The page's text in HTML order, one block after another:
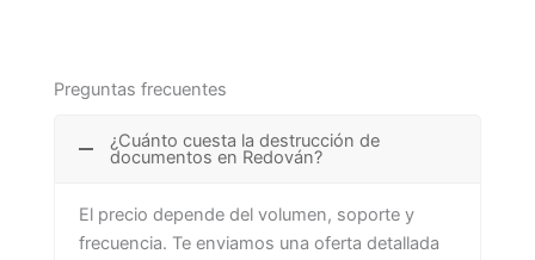
Preguntas frecuentes
¿Cuánto cuesta la destrucción de
documentos en Redován?
El precio depende del volumen, soporte y
frecuencia. Te enviamos una oferta detallada